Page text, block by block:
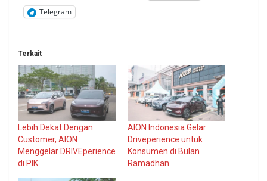
Telegram
Terkait
Lebih Dekat Dengan
Customer, AION
Menggelar DRIVEperience
di PIK
AION Indonesia Gelar
Driveperience untuk
Konsumen di Bulan
Ramadhan